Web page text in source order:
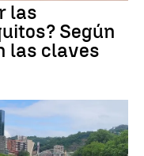
las
Según
las claves